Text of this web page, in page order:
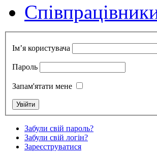
Ім’я користувача
Пароль
Запам'ятати мене
Забули свій пароль?
Забули свій логін?
Зареєструватися